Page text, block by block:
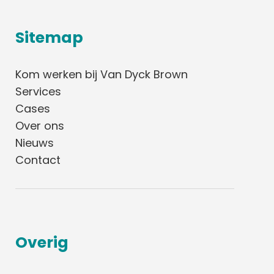
Sitemap
Kom werken bij Van Dyck Brown
Services
Cases
Over ons
Nieuws
Contact
Overig